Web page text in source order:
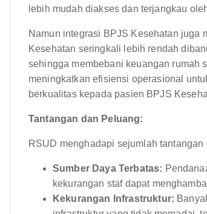
lebih mudah diakses dan terjangkau
Namun integrasi BPJS Kesehatan juga
Kesehatan seringkali lebih rendah
sehingga membebani keuangan rumah
meningkatkan efisiensi operasional
berkualitas kepada pasien BPJS
Tantangan dan Peluang:
RSUD menghadapi sejumlah
Sumber Daya Terbatas:
kekurangan staf dapat
Kekurangan Infrastruktur: